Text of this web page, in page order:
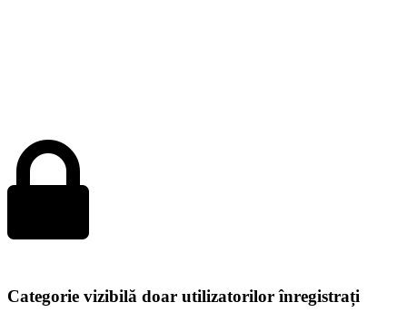
Categorie vizibilă doar utilizatorilor înregistrați